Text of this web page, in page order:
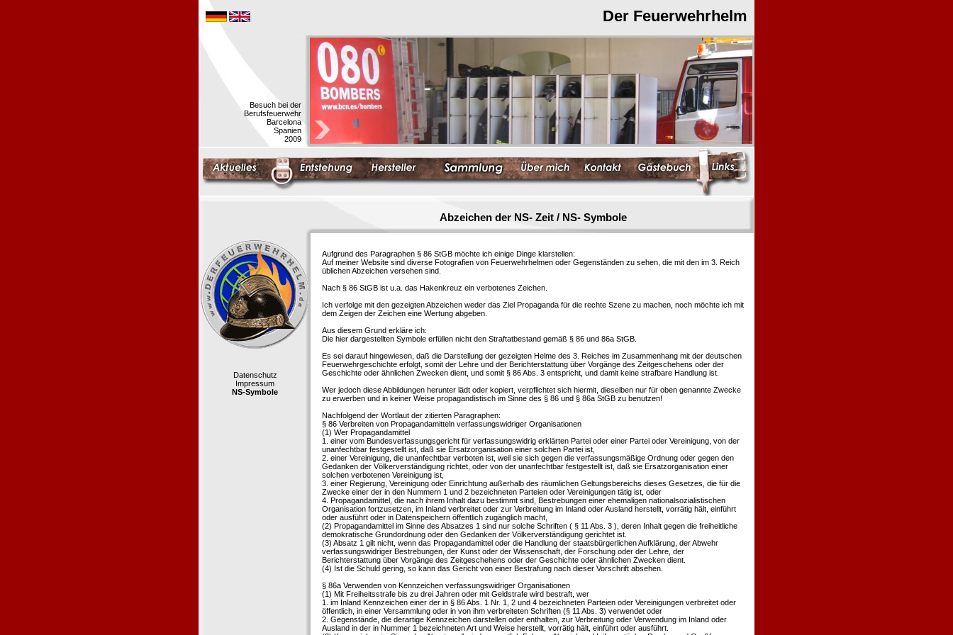
Der Feuerwehrhelm
Besuch bei der
Berufsfeuerwehr
Barcelona
Spanien
2009
Abzeichen der NS- Zeit / NS- Symbole
Datenschutz
Impressum
NS-Symbole
Aufgrund des Paragraphen § 86 StGB möchte ich einige Dinge klarstellen:
Auf meiner Website sind diverse Fotografien von Feuerwehrhelmen oder Gegenständen zu sehen, die mit den im 3. Reich
üblichen Abzeichen versehen sind.
Nach § 86 StGB ist u.a. das Hakenkreuz ein verbotenes Zeichen.
Ich verfolge mit den gezeigten Abzeichen weder das Ziel Propaganda für die rechte Szene zu machen, noch möchte ich mit
dem Zeigen der Zeichen eine Wertung abgeben.
Aus diesem Grund erkläre ich:
Die hier dargestellten Symbole erfüllen nicht den Straftatbestand gemäß § 86 und 86a StGB.
Es sei darauf hingewiesen, daß die Darstellung der gezeigten Helme des 3. Reiches im Zusammenhang mit der deutschen
Feuerwehrgeschichte erfolgt, somit der Lehre und der Berichterstattung über Vorgänge des Zeitgeschehens oder der
Geschichte oder ähnlichen Zwecken dient, und somit § 86 Abs. 3 entspricht, und damit keine strafbare Handlung ist.
Wer jedoch diese Abbildungen herunter lädt oder kopiert, verpflichtet sich hiermit, dieselben nur für oben genannte Zwecke
zu erwerben und in keiner Weise propagandistisch im Sinne des § 86 und § 86a StGB zu benutzen!
Nachfolgend der Wortlaut der zitierten Paragraphen:
§ 86 Verbreiten von Propagandamitteln verfassungswidriger Organisationen
(1) Wer Propagandamittel
1. einer vom Bundesverfassungsgericht für verfassungswidrig erklärten Partei oder einer Partei oder Vereinigung, von der
unanfechtbar festgestellt ist, daß sie Ersatzorganisation einer solchen Partei ist,
2. einer Vereinigung, die unanfechtbar verboten ist, weil sie sich gegen die verfassungsmäßige Ordnung oder gegen den
Gedanken der Völkerverständigung richtet, oder von der unanfechtbar festgestellt ist, daß sie Ersatzorganisation einer
solchen verbotenen Vereinigung ist,
3. einer Regierung, Vereinigung oder Einrichtung außerhalb des räumlichen Geltungsbereichs dieses Gesetzes, die für die
Zwecke einer der in den Nummern 1 und 2 bezeichneten Parteien oder Vereinigungen tätig ist, oder
4. Propagandamittel, die nach ihrem Inhalt dazu bestimmt sind, Bestrebungen einer ehemaligen nationalsozialistischen
Organisation fortzusetzen, im Inland verbreitet oder zur Verbreitung im Inland oder Ausland herstellt, vorrätig hält, einführt
oder ausführt oder in Datenspeichern öffentlich zugänglich macht,
(2) Propagandamittel im Sinne des Absatzes 1 sind nur solche Schriften ( § 11 Abs. 3 ), deren Inhalt gegen die freiheitliche
demokratische Grundordnung oder den Gedanken der Völkerverständigung gerichtet ist.
(3) Absatz 1 gilt nicht, wenn das Propagandamittel oder die Handlung der staatsbürgerlichen Aufklärung, der Abwehr
verfassungswidriger Bestrebungen, der Kunst oder der Wissenschaft, der Forschung oder der Lehre, der
Berichterstattung über Vorgänge des Zeitgeschehens oder der Geschichte oder ähnlichen Zwecken dient.
(4) Ist die Schuld gering, so kann das Gericht von einer Bestrafung nach dieser Vorschrift absehen.
§ 86a Verwenden von Kennzeichen verfassungswidriger Organisationen
(1) Mit Freiheitsstrafe bis zu drei Jahren oder mit Geldstrafe wird bestraft, wer
1. im Inland Kennzeichen einer der in § 86 Abs. 1 Nr. 1, 2 und 4 bezeichneten Parteien oder Vereinigungen verbreitet oder
öffentlich, in einer Versammlung oder in von ihm verbreiteten Schriften (§ 11 Abs. 3) verwendet oder
2. Gegenstände, die derartige Kennzeichen darstellen oder enthalten, zur Verbreitung oder Verwendung im Inland oder
Ausland in der in Nummer 1 bezeichneten Art und Weise herstellt, vorrätig hält, einführt oder ausführt.